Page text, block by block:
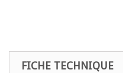
FICHE TECHNIQUE